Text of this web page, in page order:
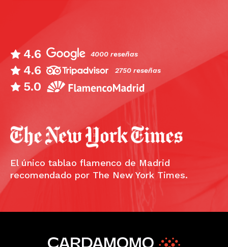
4.6 4000 reseñas
4.6 2750 reseñas
5.0
El único tablao flamenco de Madrid
recomendado por The New York Times.